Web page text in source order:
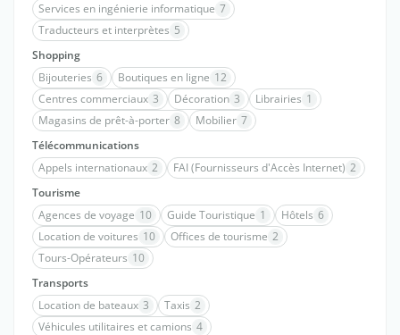
Services en ingénierie informatique 7
Traducteurs et interprètes 5
Shopping
Bijouteries 6 Boutiques en ligne 12
Centres commerciaux 3 Décoration 3 Librairies 1
Magasins de prêt-à-porter 8 Mobilier 7
Télécommunications
Appels internationaux 2 FAI (Fournisseurs d'Accès Internet) 2
Tourisme
Agences de voyage 10 Guide Touristique 1 Hôtels 6
Location de voitures 10 Offices de tourisme 2
Tours-Opérateurs 10
Transports
Location de bateaux 3 Taxis 2
Véhicules utilitaires et camions 4